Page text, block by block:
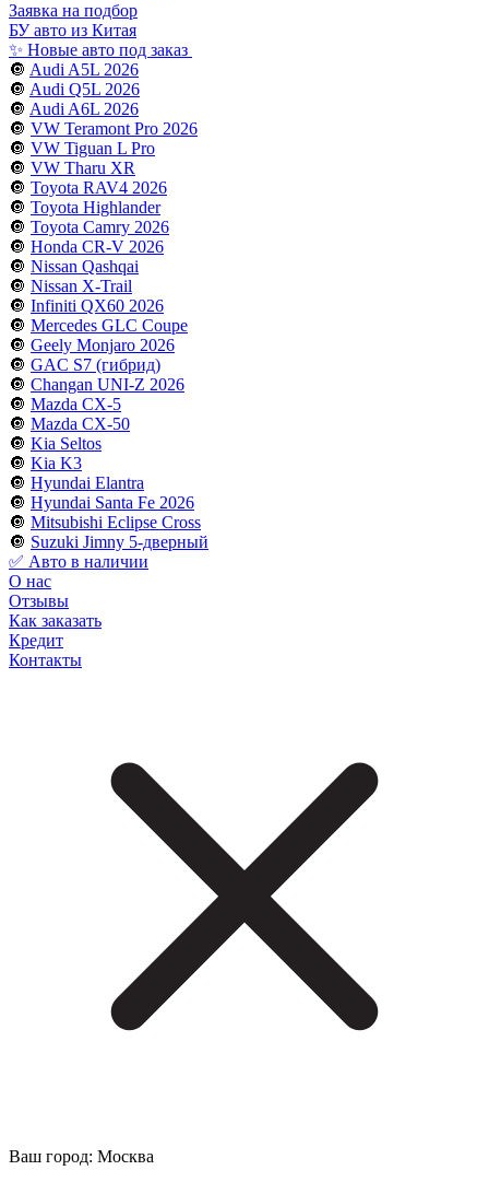
Заявка на подбор
БУ авто из Китая
✨ Новые авто под заказ
🔘 Audi A5L 2026
🔘 Audi Q5L 2026
🔘 Audi A6L 2026
🔘 VW Teramont Pro 2026
🔘 VW Tiguan L Pro
🔘 VW Tharu XR
🔘 Toyota RAV4 2026
🔘 Toyota Highlander
🔘 Toyota Camry 2026
🔘 Honda CR-V 2026
🔘 Nissan Qashqai
🔘 Nissan X-Trail
🔘 Infiniti QX60 2026
🔘 Mercedes GLC Coupe
🔘 Geely Monjaro 2026
🔘 GAC S7 (гибрид)
🔘 Changan UNI-Z 2026
🔘 Mazda CX-5
🔘 Mazda CX-50
🔘 Kia Seltos
🔘 Kia K3
🔘 Hyundai Elantra
🔘 Hyundai Santa Fe 2026
🔘 Mitsubishi Eclipse Cross
🔘 Suzuki Jimny 5-дверный
✅ Авто в наличии
О нас
Отзывы
Как заказать
Кредит
Контакты
Ваш город: Москва